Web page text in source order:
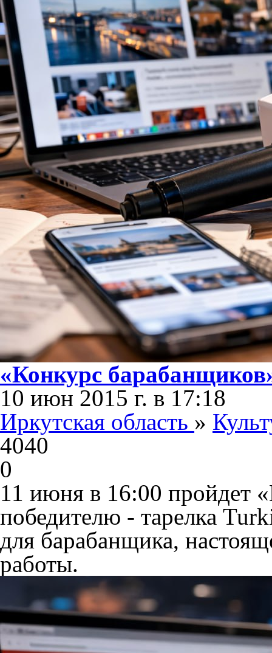
«Конкурс
10 июн 2015 г. в 17:18
Иркутская область »
4040
0
11 июня в 16:00 пройдет
победителю - тарелка
для барабанщика,
работы.